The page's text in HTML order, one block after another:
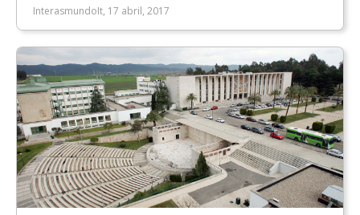
InterasmundoIt, 17 abril, 2017